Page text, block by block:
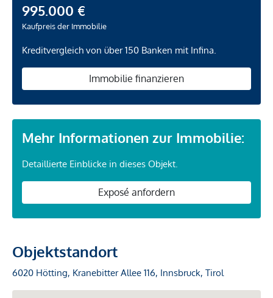
995.000 €
Kaufpreis der Immobilie
Kreditvergleich von über 150 Banken mit Infina.
Immobilie finanzieren
Mehr Informationen zur Immobilie:
Detaillierte Einblicke in dieses Objekt.
Exposé anfordern
Objektstandort
6020 Hötting, Kranebitter Allee 116, Innsbruck, Tirol